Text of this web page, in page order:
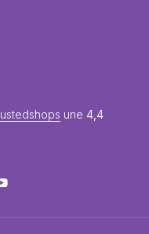
une 4,4